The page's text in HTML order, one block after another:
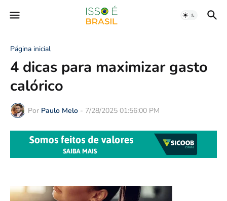
Página inicial
4 dicas para maximizar gasto
calórico
Por Paulo Melo - 7/28/2025 01:56:00 PM